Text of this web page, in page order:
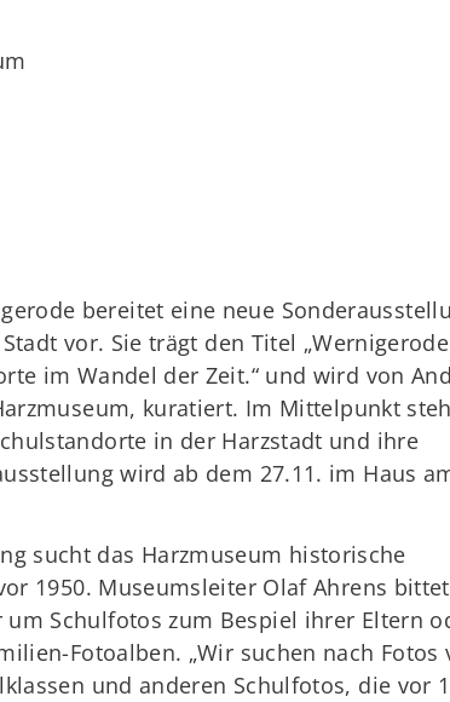
bereitet eine neue
vor. Sie trägt den Titel „Wernigerode
im Wandel der Zeit.“ und wird von
kuratiert. Im Mittelpunkt
in der Harzstadt und ihre
wird ab dem 27.11. im Haus
sucht das Harzmuseum historische
1950. Museumsleiter Olaf Ahrens
Schulfotos zum Bespiel ihrer Eltern
Fotoalben. „Wir suchen nach Fotos
und anderen Schulfotos, die vor